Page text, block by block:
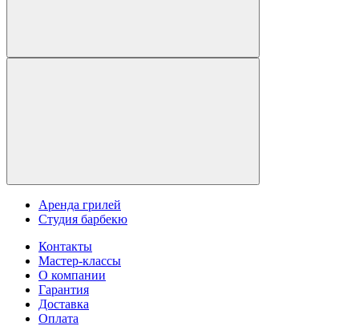
Аренда грилей
Студия барбекю
Контакты
Мастер-классы
О компании
Гарантия
Доставка
Оплата